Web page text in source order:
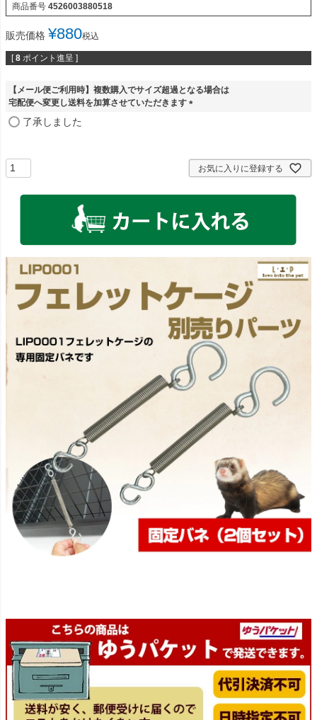
商品番号 4526003880518
販売価格 ¥880税込
[ 8 ポイント進呈 ]
【メール便ご利用時】複数購入でサイズ超過となる場合は
宅配便へ変更し送料を加算させていただきます
了承しました
お気に入りに登録する